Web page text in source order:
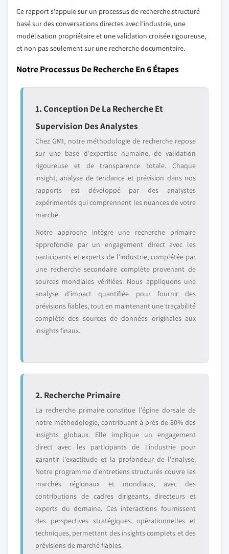
Ce rapport s'appuie sur un processus de recherche structuré
basé sur des conversations directes avec l'industrie, une
modélisation propriétaire et une validation croisée rigoureuse,
et non pas seulement sur une recherche documentaire.
Notre Processus De Recherche En 6 Étapes
1. Conception De La Recherche Et
Supervision Des Analystes
Chez GMI, notre méthodologie de recherche repose
sur une base d'expertise humaine, de validation
rigoureuse et de transparence totale. Chaque
insight, analyse de tendance et prévision dans nos
rapports est développé par des analystes
expérimentés qui comprennent les nuances de votre
marché.
Notre approche intègre une recherche primaire
approfondie par un engagement direct avec les
participants et experts de l'industrie, complétée par
une recherche secondaire complète provenant de
sources mondiales vérifiées. Nous appliquons une
analyse d'impact quantifiée pour fournir des
prévisions fiables, tout en maintenant une traçabilité
complète des sources de données originales aux
insights finaux.
2. Recherche Primaire
La recherche primaire constitue l'épine dorsale de
notre méthodologie, contribuant à près de 80% des
insights globaux. Elle implique un engagement
direct avec les participants de l'industrie pour
garantir l'exactitude et la profondeur de l'analyse.
Notre programme d'entretiens structurés couvre les
marchés régionaux et mondiaux, avec des
contributions de cadres dirigeants, directeurs et
experts du domaine. Ces interactions fournissent
des perspectives stratégiques, opérationnelles et
techniques, permettant des insights complets et des
prévisions de marché fiables.